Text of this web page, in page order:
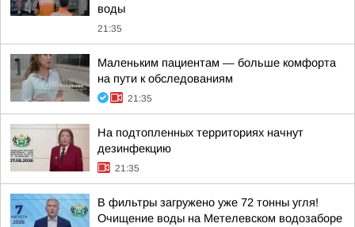
воды
21:35
Маленьким пациентам — больше комфорта
на пути к обследованиям
21:35
На подтопленных территориях начнут
дезинфекцию
21:35
В фильтры загружено уже 72 тонны угля!
Очищение воды на Метелевском водозаборе